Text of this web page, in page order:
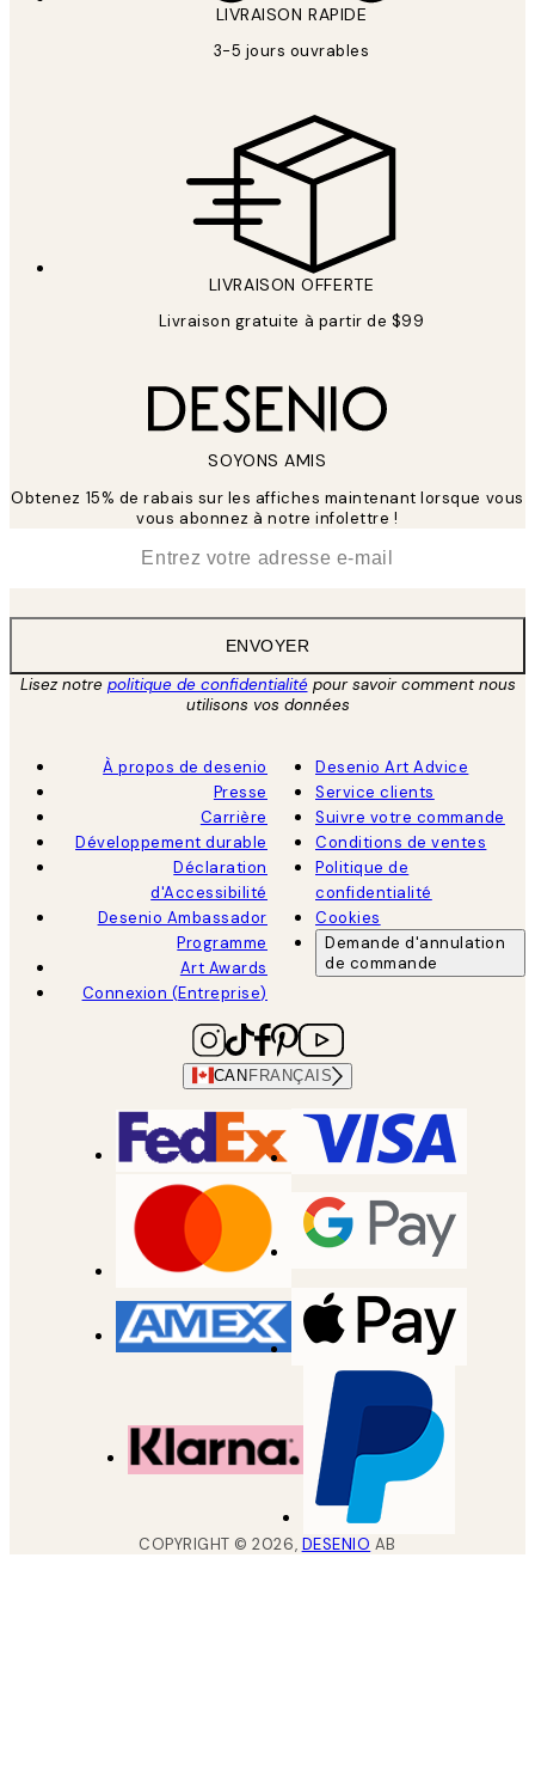
LIVRAISON RAPIDE
3-5 jours ouvrables
LIVRAISON OFFERTE
Livraison gratuite à partir de $99
SOYONS AMIS
Obtenez 15% de rabais sur les affiches maintenant lorsque vous
vous abonnez à notre infolettre !
ENVOYER
Lisez notre politique de confidentialitépour savoir comment nous
utilisons vos données
À propos de desenio
Presse
Carrière
Développement durable
Déclaration
d'Accessibilité
Desenio Ambassador
Programme
Art Awards
Connexion (Entreprise)
Desenio Art Advice
Service clients
Suivre votre commande
Conditions de ventes
Politique de
confidentialité
Cookies
Demande d'annulation
de commande
CAN FRANÇAIS
COPYRIGHT ©2026, DESENIO AB